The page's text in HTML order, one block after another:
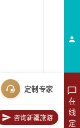
在
线
定
定制专家
咨询新疆旅游